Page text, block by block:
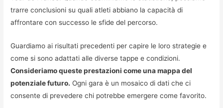
trarre conclusioni su quali atleti abbiano la capacità di
affrontare con successo le sfide del percorso.
Guardiamo ai risultati precedenti per capire le loro strategie e
come si sono adattati alle diverse tappe e condizioni.
Consideriamo queste prestazioni come una mappa del
potenziale futuro. Ogni gara è un mosaico di dati che ci
consente di prevedere chi potrebbe emergere come favorito.